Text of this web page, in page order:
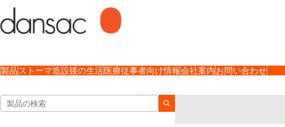
製品 ストーマ造設後の生活医療従事者向け情報会社案内お問い合わせ